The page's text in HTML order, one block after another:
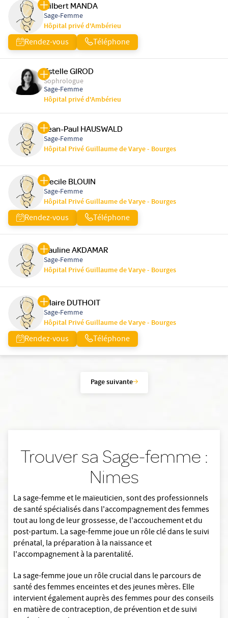
Gilbert MANDA
Sage-Femme
Hôpital privé d'Ambérieu
Rendez-vous Téléphone
Estelle GIROD
Sophrologue
Sage-Femme
Hôpital privé d'Ambérieu
Jean-Paul HAUSWALD
Sage-Femme
Hôpital Privé Guillaume de Varye - Bourges
Cecile BLOUIN
Sage-Femme
Hôpital Privé Guillaume de Varye - Bourges
Rendez-vous Téléphone
Pauline AKDAMAR
Sage-Femme
Hôpital Privé Guillaume de Varye - Bourges
Claire DUTHOIT
Sage-Femme
Hôpital Privé Guillaume de Varye - Bourges
Rendez-vous Téléphone
Page suivante
Trouver sa Sage-femme :
Nimes
La sage-femme et le maïeuticien, sont des professionnels
de santé spécialisés dans l'accompagnement des femmes
tout au long de leur grossesse, de l'accouchement et du
post-partum. La sage-femme joue un rôle clé dans le suivi
prénatal, la préparation à la naissance et
l'accompagnement à la parentalité.
La sage-femme joue un rôle crucial dans le parcours de
santé des femmes enceintes et des jeunes mères. Elle
intervient également auprès des femmes pour des conseils
en matière de contraception, de prévention et de suivi